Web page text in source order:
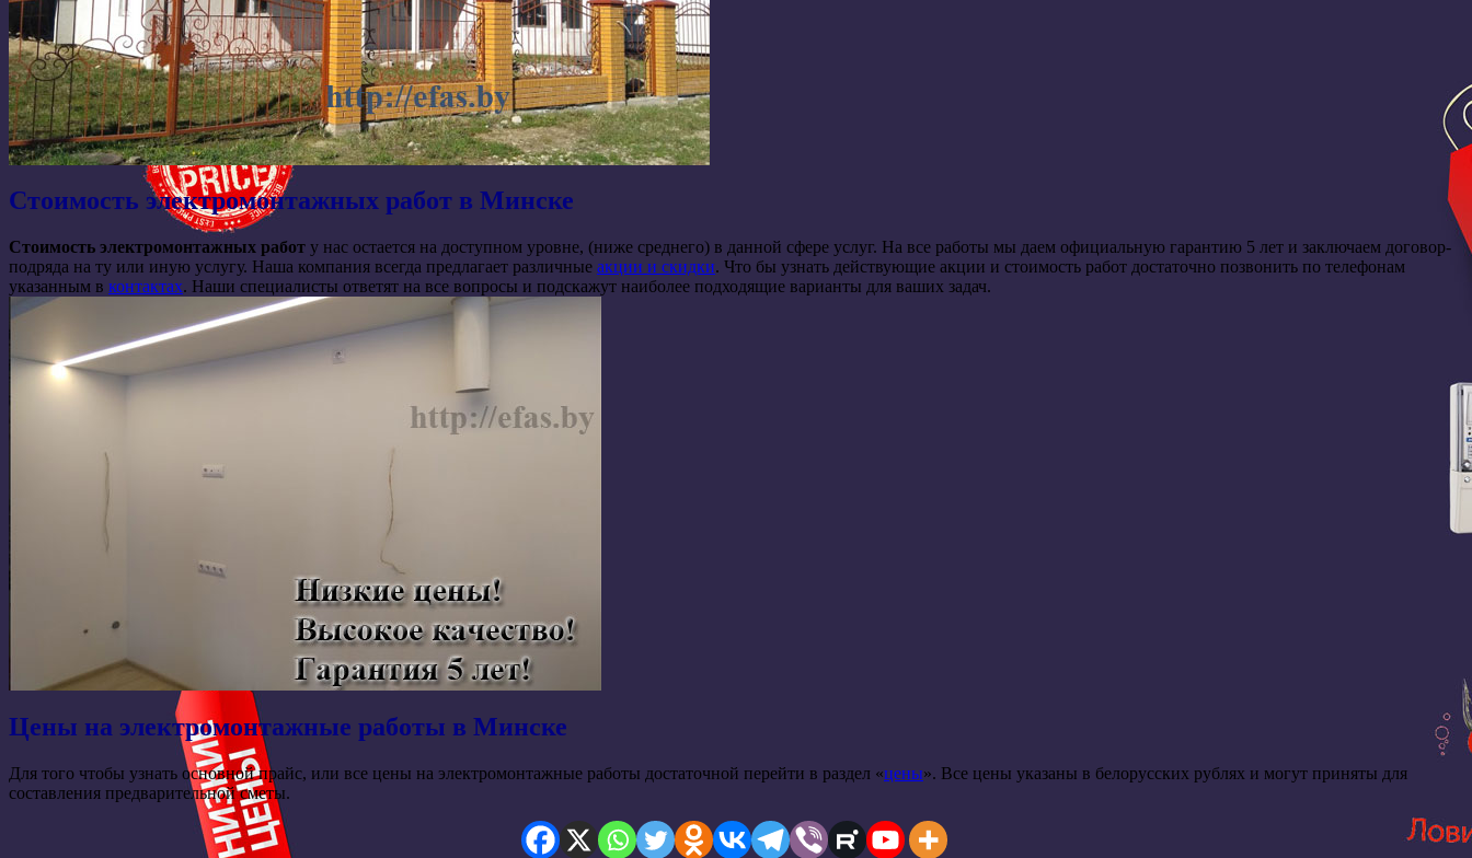
Стоимость электромонтажных работ в Минске
Стоимость электромонтажных работ у нас остается на доступном уровне, (ниже среднего) в данной сфере услуг. На все работы мы даем официальную гарантию 5 лет и заключаем договор-
подряда на ту или иную услугу. Наша компания всегда предлагает различные акции и скидки. Что бы узнать действующие акции и стоимость работ достаточно позвонить по телефонам
указанным в контактах. Наши специалисты ответят на все вопросы и подскажут наиболее подходящие варианты для ваших задач.
Цены на электромонтажные работы в Минске
Для того чтобы узнать основной прайс, или все цены на электромонтажные работы достаточной перейти в раздел «цены». Все цены указаны в белорусских рублях и могут приняты для
составления предварительной сметы.